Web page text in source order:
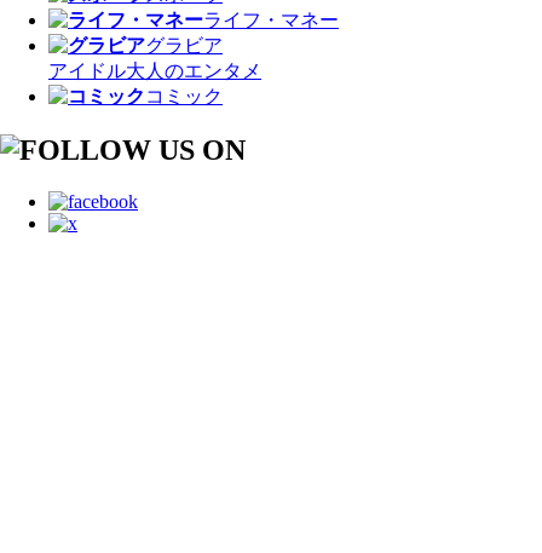
ライフ・マネー
グラビア
アイドル大人のエンタメ
コミック